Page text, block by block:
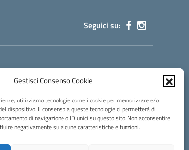
Gestisci Consenso Cookie
utilizziamo tecnologie come i cookie per memorizzare e/o
dispositivo. Il consenso a queste tecnologie ci permetterà di
di navigazione o ID unici su questo sito. Non acconsentire
negativamente su alcune caratteristiche e funzioni.
Seguici su: